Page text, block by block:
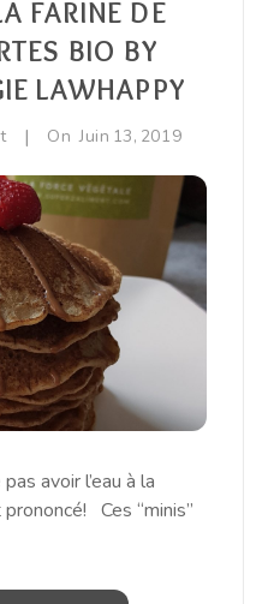
FARINE DE
BIO BY
LAWHAPPY
| On Juin 13, 2019
avoir l’eau à la
Ces “minis”